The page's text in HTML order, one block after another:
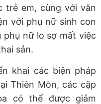
trẻ em, cùng với văn
với phụ nữ sinh con
phụ nữ lo sợ mất việc
sản.
khai các biện pháp
Thiên Môn, các cặp
có thể được giảm